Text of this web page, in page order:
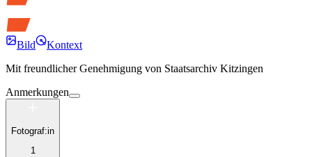
Bild
Kontext
Mit freundlicher Genehmigung von Staatsarchiv Kitzingen
Anmerkungen
Fotograf:in
1